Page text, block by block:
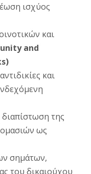
ισχύος
και
and
και
της
ως
σημάτων,
του δικαιούχου